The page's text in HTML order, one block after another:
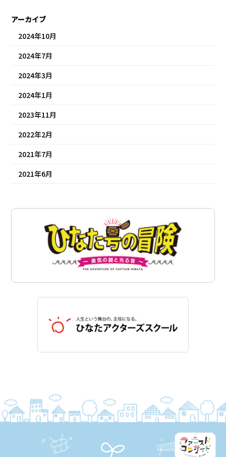
アーカイブ
2024年10月
2024年7月
2024年3月
2024年1月
2023年11月
2022年2月
2021年7月
2021年6月